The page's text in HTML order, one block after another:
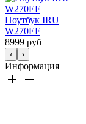
Ноутбук IRU
W270EF
8999 руб
‹ ›
Информация